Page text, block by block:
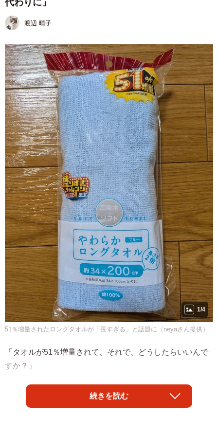
代わりに」
渡辺 晴子
1/4
51％増量されたロングタオルが「長すぎる」と話題に（neyaさん提供）
「タオルが51％増量されて、それで、どうしたらいいんで
すか？」
そんな投稿が、Xで注目を集めています。投稿したのはXユ
ーザーのneyaさん（@bullcaniro）。写真に写っているの
続きを読む